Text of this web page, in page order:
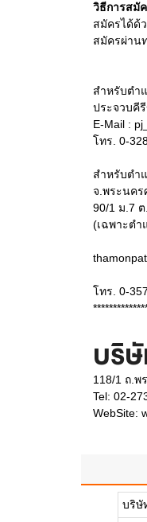
วิธีการสมั
สมัครได้ด้
สมัครผ่าน
สำหรับตำ
ประจวบคี
E-Mail :
โทร. 0-
สำหรับตำ
จ.พระนคร
90/1 ม.7
(เฉพาะตำ
โทร. 0-
บริ
118/1 ถ.พ
Tel: 02-
WebSite:
บริษั